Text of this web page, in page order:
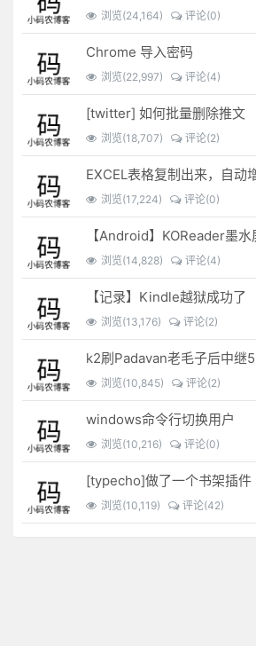
浏览(24,164) 评论(0)
Chrome 导入密码
浏览(22,997) 评论(4)
[twitter] 如何批量删除推文
浏览(18,707) 评论(2)
浏览(17,224) 评论(0)
【Android】KOReader墨
浏览(14,828) 评论(4)
【记录】Kindle越狱成功了
浏览(13,176) 评论(2)
浏览(10,845) 评论(2)
windows命令行切换用户
浏览(10,216) 评论(0)
[typecho]做了一个书架插件
浏览(10,119) 评论(42)